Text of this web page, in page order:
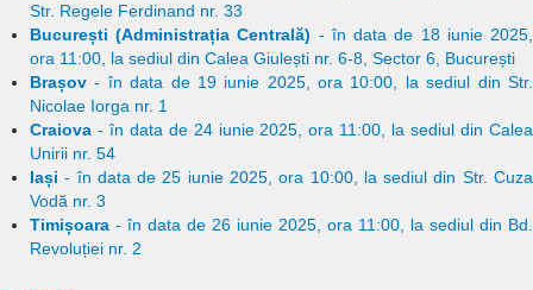
Str. Regele Ferdinand nr. 33
București (Administrația Centrală) - în data de 18 iunie 2025,
ora 11:00, la sediul din Calea Giulești nr. 6-8, Sector 6, București
Brașov - în data de 19 iunie 2025, ora 10:00, la sediul din Str.
Nicolae Iorga nr. 1
Craiova - în data de 24 iunie 2025, ora 11:00, la sediul din Calea
Unirii nr. 54
Iași - în data de 25 iunie 2025, ora 10:00, la sediul din Str. Cuza
Vodă nr. 3
Timișoara - în data de 26 iunie 2025, ora 11:00, la sediul din Bd.
Revoluției nr. 2